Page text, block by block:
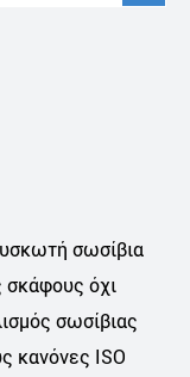
σωσίβια
σκάφους όχι
σωσίβιας
κανόνες ISO